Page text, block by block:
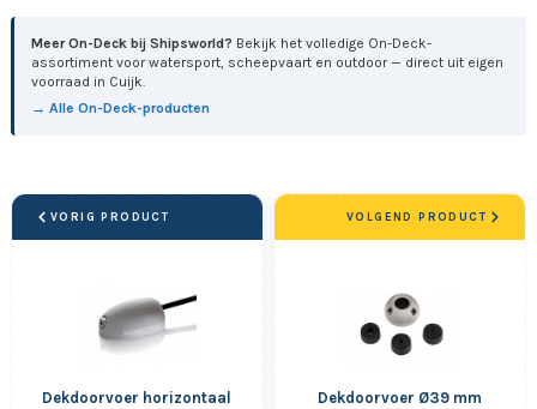
Meer On-Deck bij Shipsworld? Bekijk het volledige On-Deck-
assortiment voor watersport, scheepvaart en outdoor — direct uit eigen
voorraad in Cuijk.
→ Alle On-Deck-producten
VORIG PRODUCT
Dekdoorvoer horizontaal
Dekdoorvoer Ø39 mm
VOLGEND PRODUCT